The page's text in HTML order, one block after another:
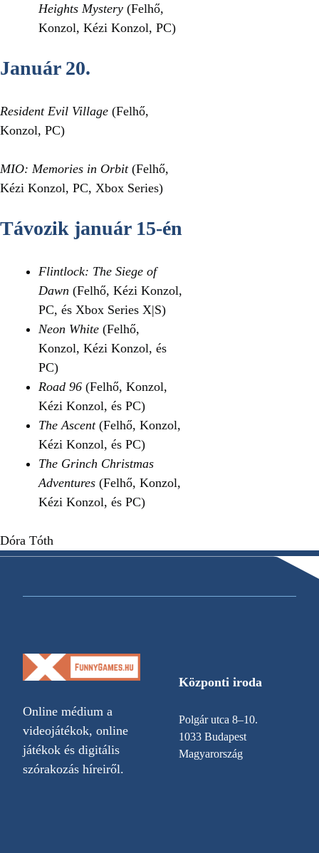
Heights Mystery (Felhő,
Konzol, Kézi Konzol, PC)
Január 20.
Resident Evil Village (Felhő,
Konzol, PC)
MIO: Memories in Orbit(Felhő,
Kézi Konzol, PC, Xbox Series)
Távozik január 15-én
Flintlock: The Siege of
Dawn (Felhő, Kézi Konzol,
PC, és Xbox Series X|S)
Neon White (Felhő,
Konzol, Kézi Konzol, és
PC)
Road 96 (Felhő, Konzol,
Kézi Konzol, és PC)
The Ascent(Felhő, Konzol,
Kézi Konzol, és PC)
The Grinch Christmas
Adventures (Felhő, Konzol,
Kézi Konzol, és PC)
Dóra Tóth
Online médium a
videojátékok, online
játékok és digitális
szórakozás híreiről.
Központi iroda
Polgár utca 8–10.
1033 Budapest
Magyarország